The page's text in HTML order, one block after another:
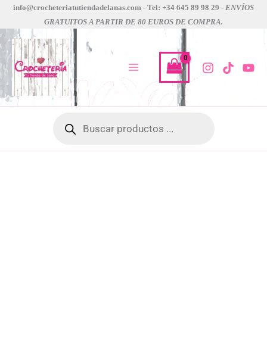
contenido
info@crocheteriatutiendadelanas.com - Tel: +34 645 89 98 29 - ENVÍOS
GRATUITOS A PARTIR DE 80 EUROS DE COMPRA.
productos
patrón
luymou
kiara
cantidad